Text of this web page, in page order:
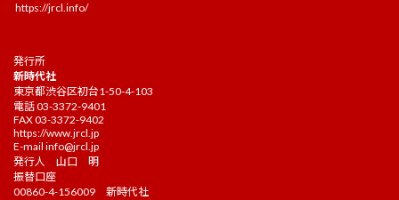
https://jrcl.info/
発行所
新時代社
東京都渋谷区初台1-50-4-103
電話 03-3372-9401
FAX 03-3372-9402
https://www.jrcl.jp
E-mail info@jrcl.jp
発行人 山口 明
振替口座
00860-4-156009 新時代社